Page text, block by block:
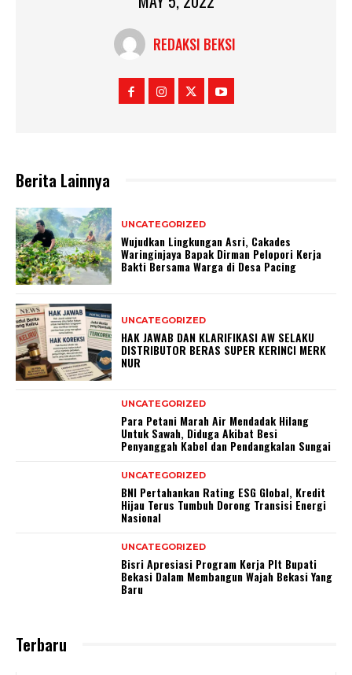
REDAKSI BEKSI
Berita Lainnya
UNCATEGORIZED
Wujudkan Lingkungan Asri, Cakades
Waringinjaya Bapak Dirman Pelopori Kerja
Bakti Bersama Warga di Desa Pacing
UNCATEGORIZED
HAK JAWAB DAN KLARIFIKASI AW SELAKU
DISTRIBUTOR BERAS SUPER KERINCI MERK
NUR
UNCATEGORIZED
Para Petani Marah Air Mendadak Hilang
Untuk Sawah, Diduga Akibat Besi
Penyanggah Kabel dan Pendangkalan Sungai
UNCATEGORIZED
BNI Pertahankan Rating ESG Global, Kredit
Hijau Terus Tumbuh Dorong Transisi Energi
Nasional
UNCATEGORIZED
Bisri Apresiasi Program Kerja Plt Bupati
Bekasi Dalam Membangun Wajah Bekasi Yang
Baru
Terbaru